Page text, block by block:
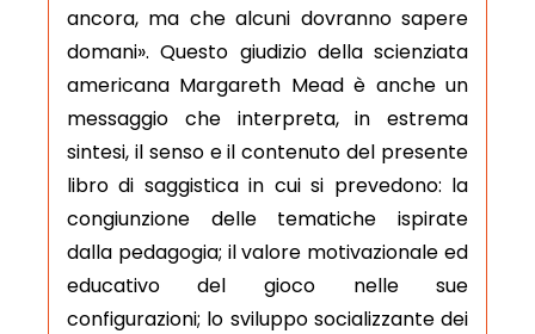
ancora, ma che alcuni dovranno sapere
domani». Questo giudizio della scienziata
americana Margareth Mead è anche un
messaggio che interpreta, in estrema
sintesi, il senso e il contenuto del presente
libro di saggistica in cui si prevedono: la
congiunzione delle tematiche ispirate
dalla pedagogia; il valore motivazionale ed
educativo del gioco nelle sue
configurazioni; lo sviluppo socializzante dei